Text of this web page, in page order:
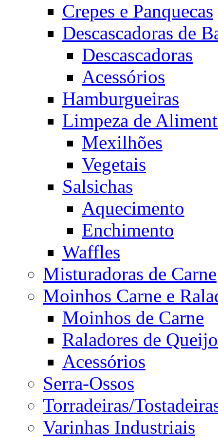
Crepes e Panquecas
Descascadoras de
Descascadoras
Acessórios
Hamburgueiras
Limpeza de
Mexilhões
Vegetais
Salsichas
Aquecimento
Enchimento
Waffles
Misturadoras de Carne
Moinhos Carne e
Moinhos de Carne
Raladores de Queijo
Acessórios
Serra-Ossos
Torradeiras/
Varinhas Industriais